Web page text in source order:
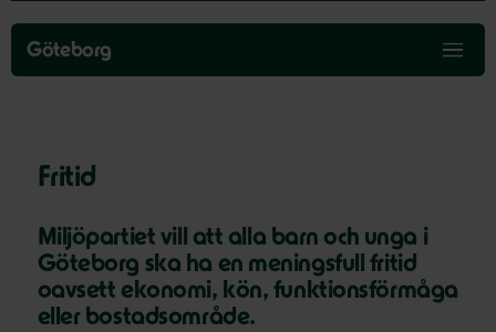
Hoppa
över
menyn
Göteborg
Fritid
Miljöpartiet vill att alla barn och unga i
Göteborg ska ha en meningsfull fritid
oavsett ekonomi, kön, funktionsförmåga
eller bostadsområde.